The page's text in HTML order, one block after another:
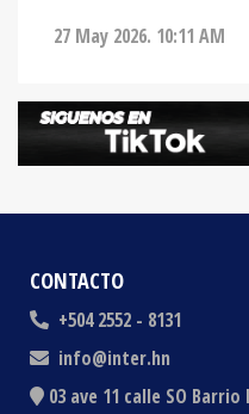
27 May 2026. 10:11 AM
CONTACTO
+504 2552 - 8131
info@inter.hn
03 ave 11 calle SO